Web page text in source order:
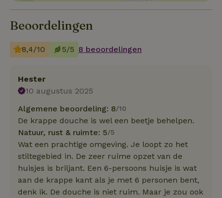
Beoordelingen
8,4/10 5/5 8 beoordelingen
Hester
10 augustus 2025
Algemene beoordeling: 8/10
De krappe douche is wel een beetje behelpen.
Natuur, rust & ruimte: 5/5
Wat een prachtige omgeving. Je loopt zo het
stiltegebied in. De zeer ruime opzet van de
huisjes is briljant. Een 6-persoons huisje is wat
aan de krappe kant als je met 6 personen bent,
denk ik. De douche is niet ruim. Maar je zou ook